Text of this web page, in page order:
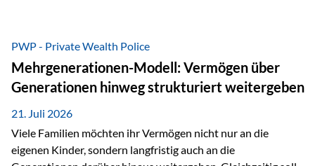
Abwicklung für Vertriebspartner deutlich effizienter
gestaltet. Anträge werden direkt elektronisch übermittelt,
Medienbrüche reduziert und die weitere Bearbeitung
beschleunigt. Ab sofort können auch juristische Personen,
wie Kapitalgesellschaften oder Stiftungen, als
Versicherungsnehmer eingesetzt werden. Damit erweitert
die Vienna-Life die Einsatzmöglichkeiten der Private Wealth
Police insbesondere für…
PWP - Private Wealth Police
Mehrgenerationen-Modell: Vermögen über
Generationen hinweg strukturiert weitergeben
21. Juli 2026
Viele Familien möchten ihr Vermögen nicht nur an die
eigenen Kinder, sondern langfristig auch an die